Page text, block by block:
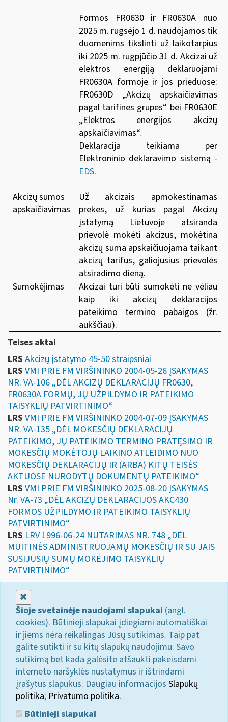
Formos FR0630 ir FR0630A nuo
2025 m. rugsėjo 1 d. naudojamos tik
duomenims tikslinti už laikotarpius
iki 2025 m. rugpjūčio 31 d. Akcizai už
elektros energiją deklaruojami
FR0630A formoje ir jos prieduose:
FR0630D „Akcizų apskaičiavimas
pagal tarifines grupes“ bei FR0630E
„Elektros energijos akcizų
apskaičiavimas“.
Deklaracija teikiama per
Elektroninio deklaravimo sistemą -
EDS.
Akcizų sumos
apskaičiavimas
Už akcizais apmokestinamas
prekes, už kurias pagal Akcizų
įstatymą Lietuvoje atsiranda
prievolė mokėti akcizus, mokėtina
akcizų suma apskaičiuojama taikant
akcizų tarifus, galiojusius prievolės
atsiradimo dieną.
Sumokėjimas
Akcizai turi būti sumokėti ne vėliau
kaip iki akcizų deklaracijos
pateikimo termino pabaigos (žr.
aukščiau).
Teises aktai
LRS Akcizų įstatymo 45-50 straipsniai
LRS VMI PRIE FM VIRŠININKO 2004-05-26 ĮSAKYMAS
NR. VA-106 „DĖL AKCIZŲ DEKLARACIJŲ FR0630,
FR0630A FORMŲ, JŲ UŽPILDYMO IR PATEIKIMO
TAISYKLIŲ PATVIRTINIMO“
LRS VMI PRIE FM VIRŠININKO 2004-07-09 ĮSAKYMAS
NR. VA-135 „DĖL MOKESČIŲ DEKLARACIJŲ
PATEIKIMO, JŲ PATEIKIMO TERMINO PRATĘSIMO IR
MOKESČIŲ MOKĖTOJŲ LAIKINO ATLEIDIMO NUO
MOKESČIŲ DEKLARACIJŲ IR (ARBA) KITŲ TEISĖS
AKTUOSE NURODYTŲ DOKUMENTŲ PATEIKIMO“
LRS VMI PRIE FM VIRŠININKO 2025-08-20 ĮSAKYMAS
Nr. VA-73 „DĖL AKCIZŲ DEKLARACIJOS AKC430
FORMOS UŽPILDYMO IR PATEIKIMO TAISYKLIŲ
PATVIRTINIMO“
LRS LRV 1996-06-24 NUTARIMAS NR. 748 „DĖL
MUITINĖS ADMINISTRUOJAMŲ MOKESČIŲ IR SU JAIS
SUSIJUSIŲ SUMŲ MOKĖJIMO TAISYKLIŲ
PATVIRTINIMO“
Šioje svetainėje naudojami slapukai (angl.
cookies). Būtinieji slapukai įdiegiami automatiškai
ir jiems nėra reikalingas Jūsų sutikimas. Taip pat
galite sutikti ir su kitų slapukų naudojimu. Savo
sutikimą bet kada galėsite atšaukti pakeisdami
interneto naršyklės nustatymus ir ištrindami
įrašytus slapukus. Daugiau informacijos Slapukų
politika; Privatumo politika.
Būtinieji slapukai